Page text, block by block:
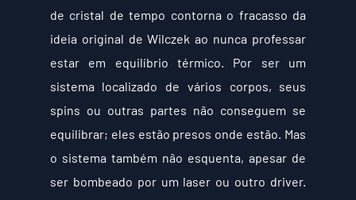
de cristal de tempo contorna o fracasso da
ideia original de Wilczek ao nunca professar
estar em equilíbrio térmico. Por ser um
sistema localizado de vários corpos, seus
spins ou outras partes não conseguem se
equilibrar; eles estão presos onde estão. Mas
o sistema também não esquenta, apesar de
ser bombeado por um laser ou outro driver.